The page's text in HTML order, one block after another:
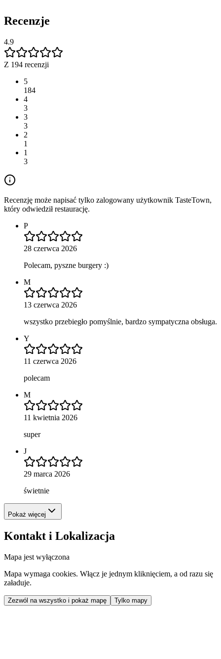
Recenzje
4.9
Z 194 recenzji
5
184
4
3
3
3
2
1
1
3
Recenzję może napisać tylko zalogowany użytkownik TasteTown,
który odwiedził restaurację.
P
28 czerwca 2026
Polecam, pyszne burgery :)
M
13 czerwca 2026
wszystko przebiegło pomyślnie, bardzo sympatyczna obsługa.
Y
11 czerwca 2026
polecam
M
11 kwietnia 2026
super
J
29 marca 2026
świetnie
Pokaż więcej
Kontakt i Lokalizacja
Mapa jest wyłączona
Mapa wymaga cookies. Włącz je jednym kliknięciem, a od razu się
załaduje.
Zezwól na wszystko i pokaż mapę Tylko mapy